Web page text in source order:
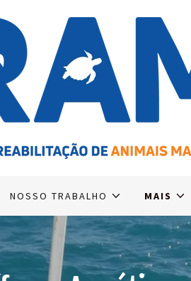
NOSSO TRABALHO MAIS